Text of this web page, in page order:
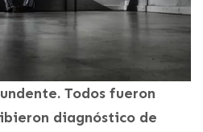
Todos fueron
diagnóstico de